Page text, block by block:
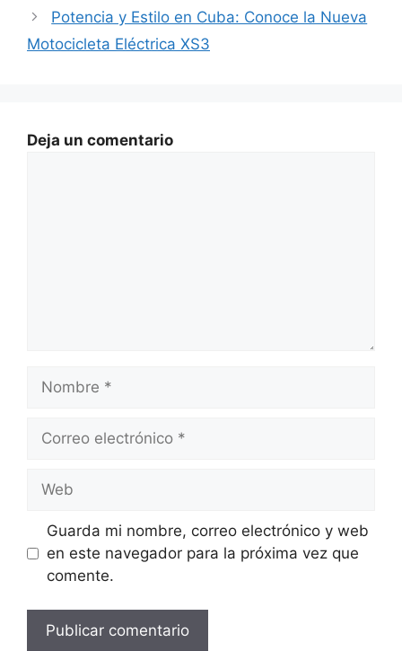
Potencia y Estilo en Cuba: Conoce la Nueva
Motocicleta Eléctrica XS3
Deja un comentario
electrónico
Guarda mi nombre, correo electrónico y web
en este navegador para la próxima vez que
comente.